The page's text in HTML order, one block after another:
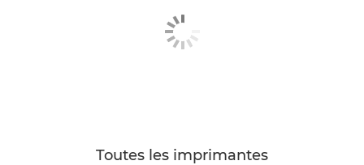
Toutes les imprimantes